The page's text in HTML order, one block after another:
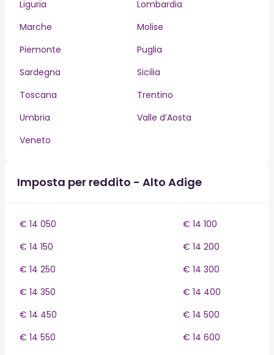
Liguria
Lombardia
Marche
Molise
Piemonte
Puglia
Sardegna
Sicilia
Toscana
Trentino
Umbria
Valle d’Aosta
Veneto
Imposta per reddito - Alto Adige
€ 14 050
€ 14 100
€ 14 150
€ 14 200
€ 14 250
€ 14 300
€ 14 350
€ 14 400
€ 14 450
€ 14 500
€ 14 550
€ 14 600